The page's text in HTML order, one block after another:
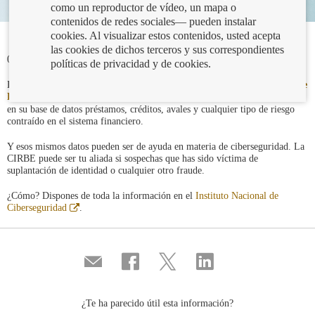
05/03/2026
La mayoría de los clientes bancarios conoce la
Central de Información de
Riesgos del Banco de España
en
ventana
nueva
en su base de datos préstamos, créditos, avales y cualquier tipo de riesgo
contraído en el sistema financiero.
Y esos mismos datos pueden ser de ayuda en materia de ciberseguridad. La
CIRBE puede ser tu aliada si sospechas que has sido víctima de
suplantación de identidad o cualquier otro fraude.
¿Cómo? Dispones de toda la información en el Instituto Nacional de
Ciberseguridad
Abre
ventana
Compartir
por
Compartir
en
Compartir
en
Compartir
en
¿Te ha parecido útil esta información?
como un reproductor de vídeo, un mapa o
contenidos de redes sociales— pueden instalar
cookies. Al visualizar estos contenidos, usted acepta
las cookies de dichos terceros y sus correspondientes
políticas de privacidad y de cookies.